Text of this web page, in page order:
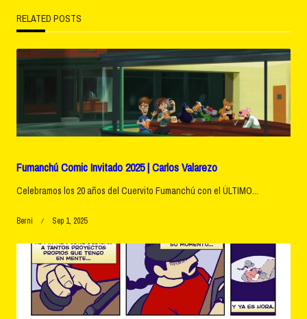
reader-
text">Page</span>
RELATED POSTS
Fumanchú Comic Invitado 2025 | Carlos Valarezo
Celebramos los 20 años del Cuervito Fumanchú con el ÚLTIMO...
Berni Sep 1, 2025